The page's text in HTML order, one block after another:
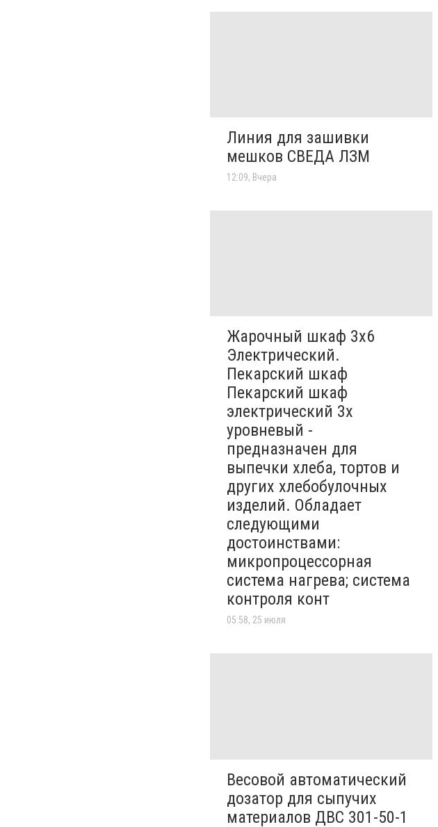
Линия для зашивки
мешков СВЕДА ЛЗМ
12:09, Вчера
Жарочный шкаф 3х6
Электрический.
Пекарский шкаф
Пекарский шкаф
электрический 3х
уровневый -
предназначен для
выпечки хлеба, тортов и
других хлебобулочных
изделий. Обладает
следующими
достоинствами:
микропроцессорная
система нагрева; система
контроля конт
05:58, 25 июля
Весовой автоматический
дозатор для сыпучих
материалов ДВС 301-50-1